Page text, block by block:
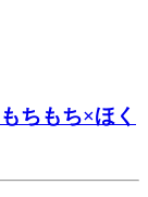
ちもち×ほく